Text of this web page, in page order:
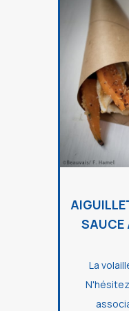
SAUCE
La